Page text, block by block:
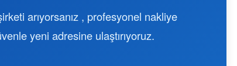
arıyorsanız , profesyonel nakliye
yeni adresine ulaştırıyoruz.